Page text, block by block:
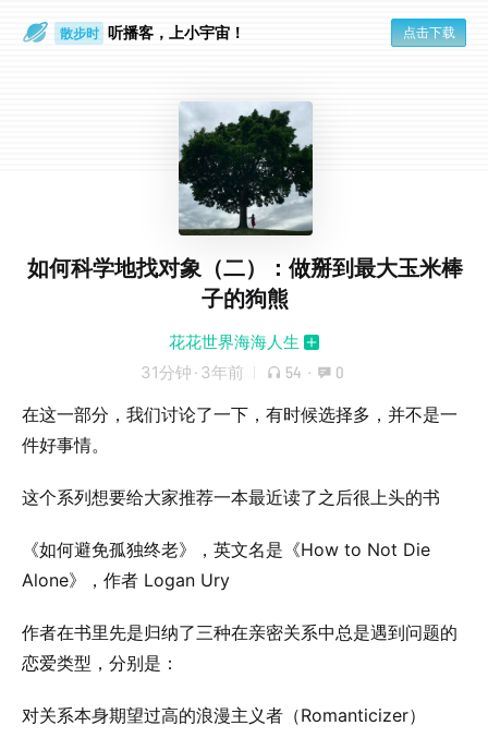
散步时 听播客，上小宇宙！ 点击下载
如何科学地找对象（二）：做掰到最大玉米棒
子的狗熊
花花世界海海人生
31分钟 · 3年前 54 · 0
在这一部分，我们讨论了一下，有时候选择多，并不是一
件好事情。
这个系列想要给大家推荐一本最近读了之后很上头的书
《如何避免孤独终老》，英文名是《How to Not Die
Alone》，作者 Logan Ury
作者在书里先是归纳了三种在亲密关系中总是遇到问题的
恋爱类型，分别是：
对关系本身期望过高的浪漫主义者（Romanticizer）